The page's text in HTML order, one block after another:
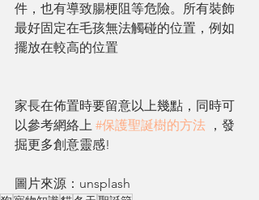
件，也有導致腸梗阻等危險。所有裝飾
最好固定在毛孩無法觸碰的位置，例如
擺放在較高的位置
家長在佈置時要留意以上幾點，同時可
以參考網絡上 #保護聖誕樹的方法 ，發
掘更多創意靈感!
圖片來源：unsplash